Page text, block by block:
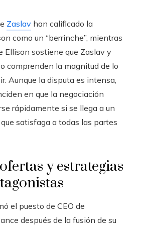
Zaslav han calificado la
como un “berrinche”, mientras
Ellison sostiene que Zaslav y
comprenden la magnitud de lo
Aunque la disputa es intensa,
en que la negociación
rápidamente si se llega a un
satisfaga a todas las partes
y estrategias
el puesto de CEO de
después de la fusión de su